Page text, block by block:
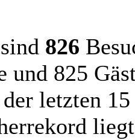
826
und 825
der letzten